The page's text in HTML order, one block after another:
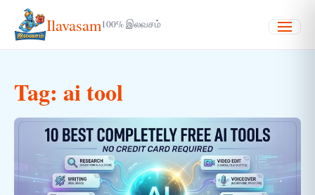
Ilavasam100% இலவசம்
Menu
Tag: ai tool